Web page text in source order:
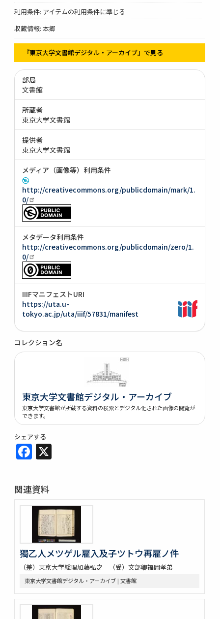
利用条件: アイテムの利用条件に準じる
収蔵情報: 本郷
『東京大学文書館デジタル・アーカイブ』で見る
部局
文書館
所蔵者
東京大学文書館
提供者
東京大学文書館
メディア（画像等）利用条件
http://creativecommons.org/publicdomain/mark/1.
0/
メタデータ利用条件
http://creativecommons.org/publicdomain/zero/1.
0/
IIIFマニフェストURI
https://uta.u-
tokyo.ac.jp/uta/iiif/57831/manifest
コレクション名
東京大学文書館デジタル・アーカイブ
東京大学文書館が所蔵する資料の検索とデジタル化された画像の閲覧が
できます。
シェアする
Facebook
関連資料
獨乙人メツゲル雇入及子ツトウ再雇ノ件
（差）東京大学総理加藤弘之 （受）文部卿福岡孝弟
東京大学文書館デジタル・アーカイブ | 文書館